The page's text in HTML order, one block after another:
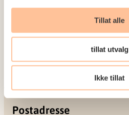
Tillat alle
tillat utvalg
Ikke tillat
Publikasjoner
Seminarer og arrangementer
Meld deg på vårt nyhetsbrev
Postadresse